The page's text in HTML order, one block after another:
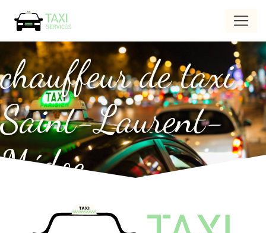
chauffeur de taxi
Saint-Laurent-
Médoc